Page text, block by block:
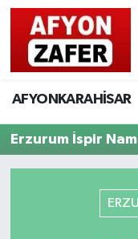
AFYONKARAHİSAR
Erzurum İspir